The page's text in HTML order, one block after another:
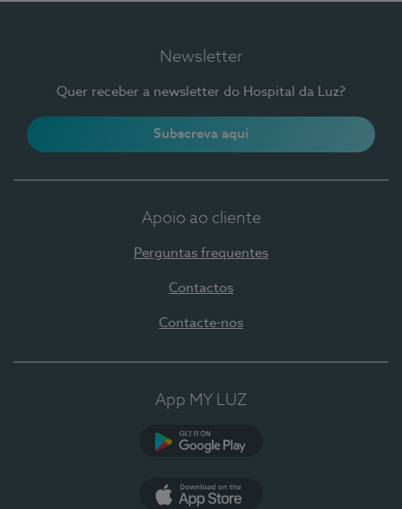
Newsletter
Quer receber a newsletter do Hospital da Luz?
Subscreva aqui
Apoio ao cliente
Perguntas frequentes
Contactos
Contacte-nos
App MY LUZ